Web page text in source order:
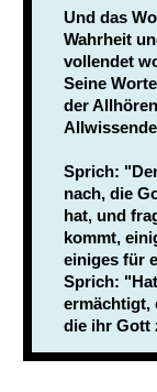
Und das
Wahrheit
vollendet
Seine
der
Sprich:
nach, die
hat, und
kommt,
einiges für
Sprich:
ermächtigt,
die ihr Gott